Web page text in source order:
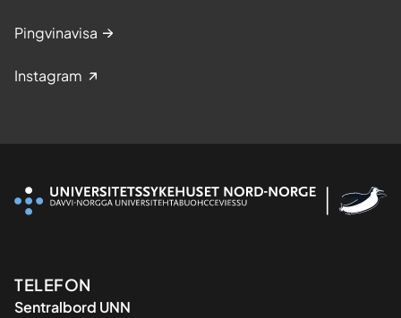
Pingvinavisa
Instagram
Kontaktinformasjon
TELEFON
Sentralbord UNN